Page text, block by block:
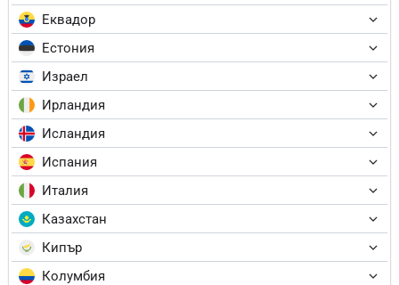
Еквадор
Естония
Израел
Ирландия
Исландия
Испания
Италия
Казахстан
Кипър
Колумбия